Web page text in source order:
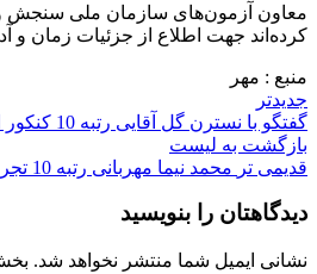
معاون آزمون‌های سازمان ملی سنجش
کرده‌اند جهت اطلاع از جزئیات زمان
منبع : مهر
جدیدتر
گفتگو با نسترن گل آقایی رتبه 10 کنکور انسانی 1403 از اصفهان
بازگشت به لیست
قدیمی تر محمد نیما مهربانی رتبه 10 تجربی
دیدگاهتان را بنویسید
نشانی ایمیل شما منتشر نخواهد شد.